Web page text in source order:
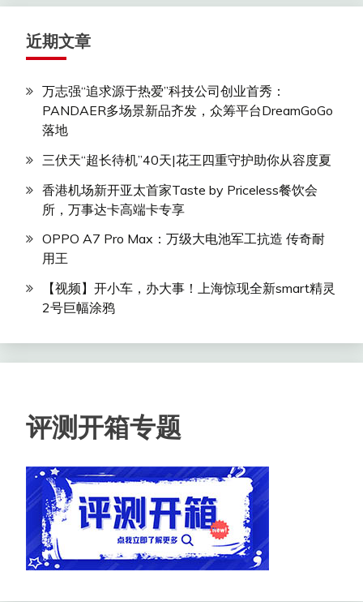
近期文章
万志强“追求源于热爱”科技公司创业首秀：
PANDAER多场景新品齐发，众筹平台DreamGoGo
落地
三伏天“超长待机”40天|花王四重守护助你从容度夏
香港机场新开亚太首家Taste by Priceless餐饮会
所，万事达卡高端卡专享
OPPO A7 Pro Max：万级大电池军工抗造 传奇耐
用王
【视频】开小车，办大事！上海惊现全新smart精灵
2号巨幅涂鸦
评测开箱专题